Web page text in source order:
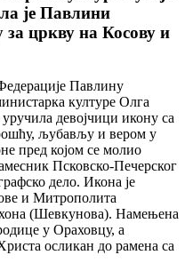
је Павлини
цркву на Косову и
Павлину
културе Олга
девојчици икону са
љубављу и вером у
пред којом се молио
Псковско-Печерског
дело. Икона је
и Митрополита
(Шевкунова). Намењена
у Ораховцу, а
осликан до рамена са